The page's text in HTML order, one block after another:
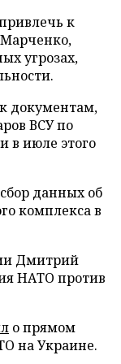
к
угрозах,
документам,
ВСУ по
в июле этого
сбор данных об
комплекса в
Дмитрий
НАТО против
о прямом
на Украине.